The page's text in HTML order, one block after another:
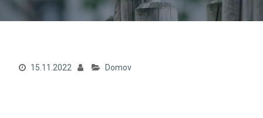
15.11.2022 Domov